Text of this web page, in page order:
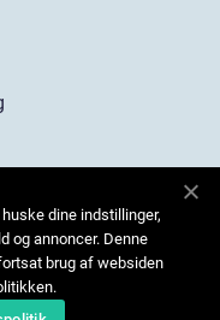
dine indstillinger,
og annoncer. Denne
brug af websiden